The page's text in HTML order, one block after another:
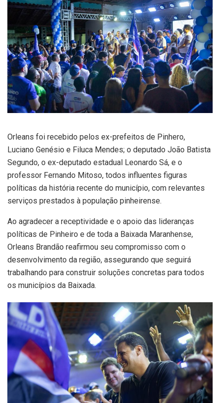
Orleans foi recebido pelos ex-prefeitos de Pinhero,
Luciano Genésio e Filuca Mendes; o deputado João Batista
Segundo, o ex-deputado estadual Leonardo Sá, e o
professor Fernando Mitoso, todos influentes figuras
políticas da história recente do município, com relevantes
serviços prestados à população pinheirense.
Ao agradecer a receptividade e o apoio das lideranças
políticas de Pinheiro e de toda a Baixada Maranhense,
Orleans Brandão reafirmou seu compromisso com o
desenvolvimento da região, assegurando que seguirá
trabalhando para construir soluções concretas para todos
os municípios da Baixada.